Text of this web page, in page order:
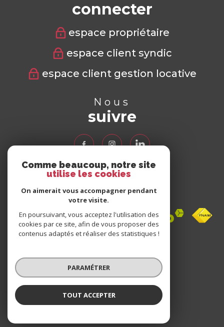
connecter
espace propriétaire
espace client syndic
espace client gestion locative
Nous
suivre
Nous
adhérons
clients
0 avis
Comme beaucoup, notre site
utilise les cookies
On aimerait vous accompagner pendant
votre visite.
En poursuivant, vous acceptez l'utilisation des
cookies par ce site, afin de vous proposer des
contenus adaptés et réaliser des statistiques !
PARAMÉTRER
TOUT ACCEPTER